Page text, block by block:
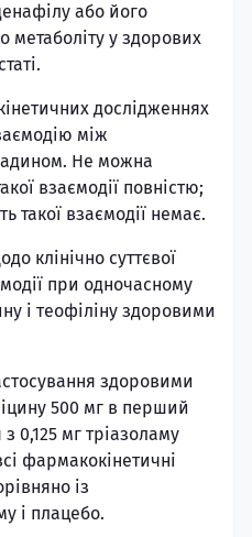
або його
метаболіту у здорових
дослідженнях
між
Не можна
взаємодії повністю;
такої взаємодії немає.
клінічно суттєвої
при одночасному
і теофіліну здоровими
здоровими
500 мг в перший
0,125 мг тріазоламу
фармакокінетичні
із
і плацебо.